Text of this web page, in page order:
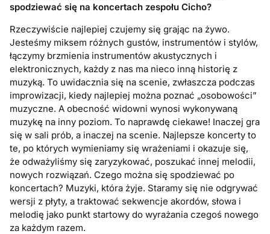
spodziewać się na koncertach zespołu Cicho?
Rzeczywiście najlepiej czujemy się grając na żywo.
Jesteśmy miksem różnych gustów, instrumentów i stylów,
łączymy brzmienia instrumentów akustycznych i
elektronicznych, każdy z nas ma nieco inną historię z
muzyką. To uwidacznia się na scenie, zwłaszcza podczas
improwizacji, kiedy najlepiej można poznać „osobowości”
muzyczne. A obecność widowni wynosi wykonywaną
muzykę na inny poziom. To naprawdę ciekawe! Inaczej gra
się w sali prób, a inaczej na scenie. Najlepsze koncerty to
te, po których wymieniamy się wrażeniami i okazuje się,
że odważyliśmy się zaryzykować, poszukać innej melodii,
nowych rozwiązań. Czego można się spodziewać po
koncertach? Muzyki, która żyje. Staramy się nie odgrywać
wersji z płyty, a traktować sekwencje akordów, słowa i
melodię jako punkt startowy do wyrażania czegoś nowego
za każdym razem.